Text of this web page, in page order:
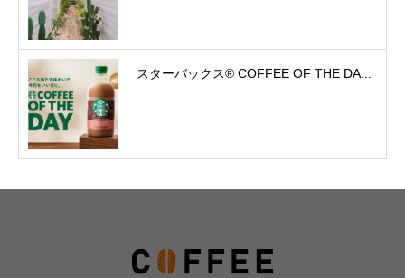
スターバックス® COFFEE OF THE DA...